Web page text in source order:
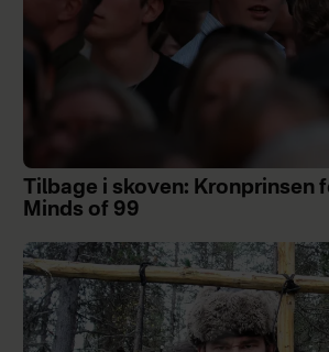
Tilbage i skoven: Kronprinsen
Minds of 99